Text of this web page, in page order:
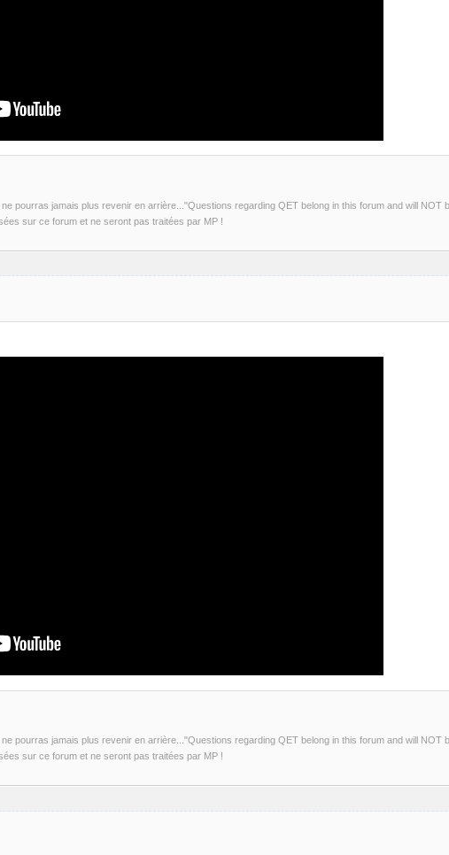
pourras jamais plus revenir en arrière..."Questions regarding QET belong in this forum and will NOT
sur ce forum et ne seront pas traitées par MP !
pourras jamais plus revenir en arrière..."Questions regarding QET belong in this forum and will NOT
sur ce forum et ne seront pas traitées par MP !